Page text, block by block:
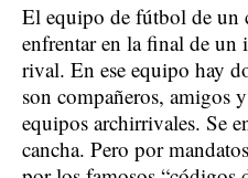
El equipo de fútbol de un
enfrentar en la final de un
rival. En ese equipo hay
son compañeros, amigos
equipos archirrivales. Se
cancha. Pero por